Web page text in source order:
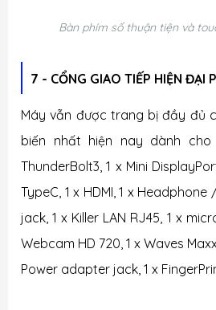
Bàn phím số thuận tiện và
7 - CỔNG GIAO TIẾP HIỆN ĐẠI
Máy vẫn được trang bị đầy đủ
biến nhất hiện nay dành
ThunderBolt3, 1 x Mini
TypeC, 1 x HDMI, 1 x
jack, 1 x Killer LAN RJ45, 1 x
Webcam HD 720, 1 x Waves
Power adapter jack, 1 x